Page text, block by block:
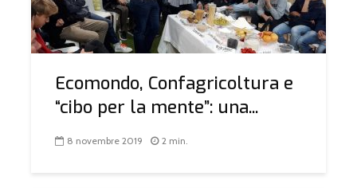
Ecomondo, Confagricoltura e
“cibo per la mente”: una...
8 novembre 2019 2 min.